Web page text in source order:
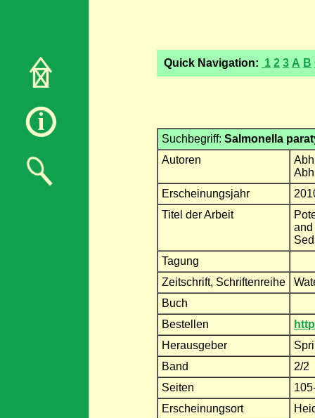
Quick Navigation: 1 2 3 A B
Suchbegriff: Salmonella
Autoren
Erscheinungsjahr
Titel der Arbeit
and
Tagung
Zeitschrift, Schriftenreihe
Buch
Bestellen
Herausgeber
Band
2/2
Seiten
Erscheinungsort